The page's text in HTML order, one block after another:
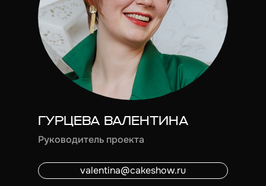
ГУРЦЕВА ВАЛЕНТИНА
Руководитель проекта
valentina@cakeshow.ru